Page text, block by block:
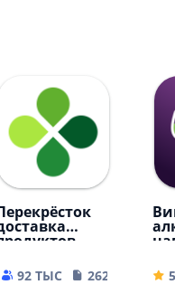
MB92 ТЫС
262.96 MB
5